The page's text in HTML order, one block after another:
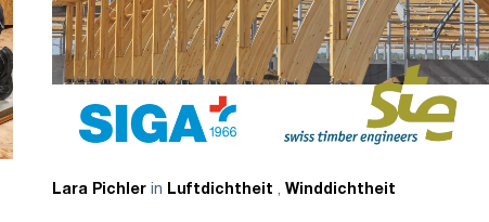
Lara Pichlerin Luftdichtheit , Winddichtheit